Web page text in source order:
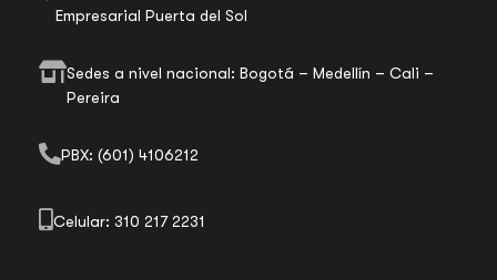
Empresarial Puerta del Sol
Sedes a nivel nacional: Bogotá – Medellín – Cali –
Pereira
PBX: (601) 4106212
Celular: 310 217 2231